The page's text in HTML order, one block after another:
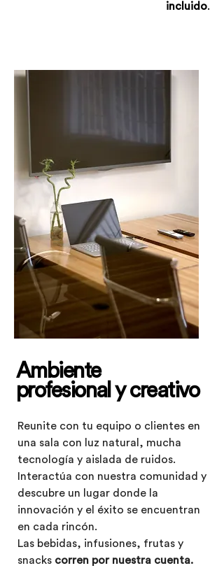
incluido.
Reunite con tu equipo o clientes en
una sala con luz natural, mucha
tecnología y aislada de ruidos.
Interactúa con nuestra comunidad y
descubre un lugar donde la
innovación y el éxito se encuentran
en cada rincón.
Las bebidas, infusiones, frutas y
snacks corren por nuestra cuenta.
Ambiente
profesional y creativo